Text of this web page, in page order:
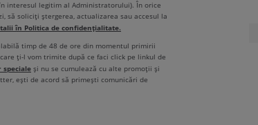
interesul legitim al Administratorului). În orice
să soliciți ștergerea, actualizarea sau accesul la
în Politica de confidențialitate.
timp de 48 de ore din momentul primirii
ți-l vom trimite după ce faci click pe linkul de
speciale și nu se cumulează cu alte promoții și
ești de acord să primești comunicări de